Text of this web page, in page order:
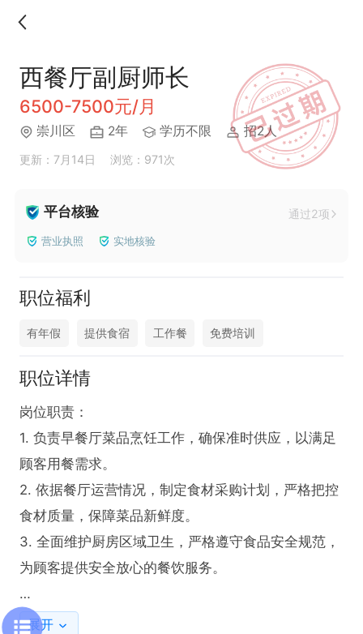
西餐厅副厨师长
6500-7500元/月
崇川区 2年 学历不限 招2人
更新：7月14日 浏览：971次
平台核验 通过2项
营业执照 实地核验
职位福利
有年假 提供食宿 工作餐 免费培训
职位详情
岗位职责：
1. 负责早餐厅菜品烹饪工作，确保准时供应，以满足
顾客用餐需求。
2. 依据餐厅运营情况，制定食材采购计划，严格把控
食材质量，保障菜品新鲜度。
3. 全面维护厨房区域卫生，严格遵守食品安全规范，
为顾客提供安全放心的餐饮服务。
任职要求：
展开